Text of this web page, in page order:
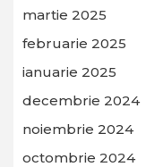
martie 2025
februarie 2025
ianuarie 2025
decembrie 2024
noiembrie 2024
octombrie 2024